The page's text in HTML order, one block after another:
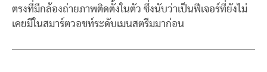
ตรงที่มีกล้องถ่ายภาพติดตั้งในตัว ซึ่งนับว่าเป็นฟีเจอร์ที่ยังไม่
เคยมีในสมาร์ตวอชท์ระดับเมนสตรีมมาก่อน